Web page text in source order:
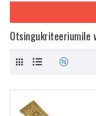
Otsingukriteeriumile